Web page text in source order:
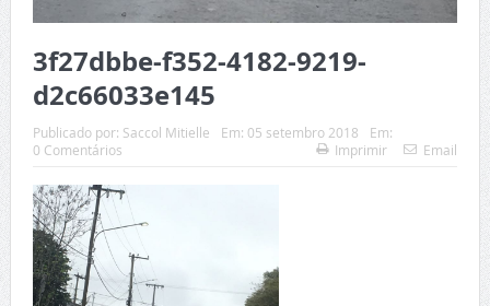
3f27dbbe-f352-4182-9219-
d2c66033e145
Publicado por: Saccol Mitielle Em: 05 setembro 2018
Em:
0 Comentários
Imprimir Email